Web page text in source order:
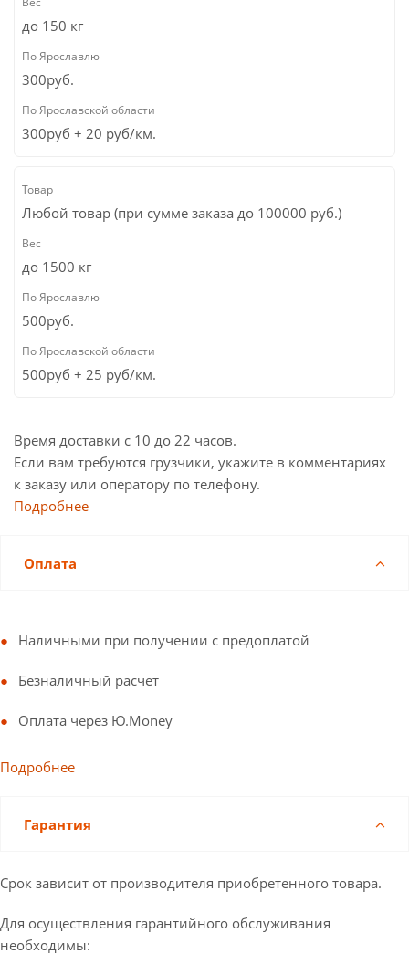
до 150 кг
300руб.
300руб + 20 руб/км.
Любой товар (при сумме заказа до 100000 руб.)
до 1500 кг
500руб.
500руб + 25 руб/км.
Время доставки с 10 до 22 часов.
Если вам требуются грузчики, укажите в комментариях
к заказу или оператору по телефону.
Подробнее
Оплата
Наличными при получении с предоплатой
Безналичный расчет
Оплата через Ю.Money
Подробнее
Гарантия
Срок зависит от производителя приобретенного товара.
Для осуществления гарантийного обслуживания
необходимы: